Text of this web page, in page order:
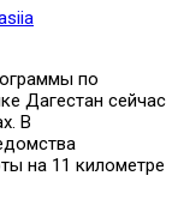
по
Дагестан сейчас
В
на 11 километре